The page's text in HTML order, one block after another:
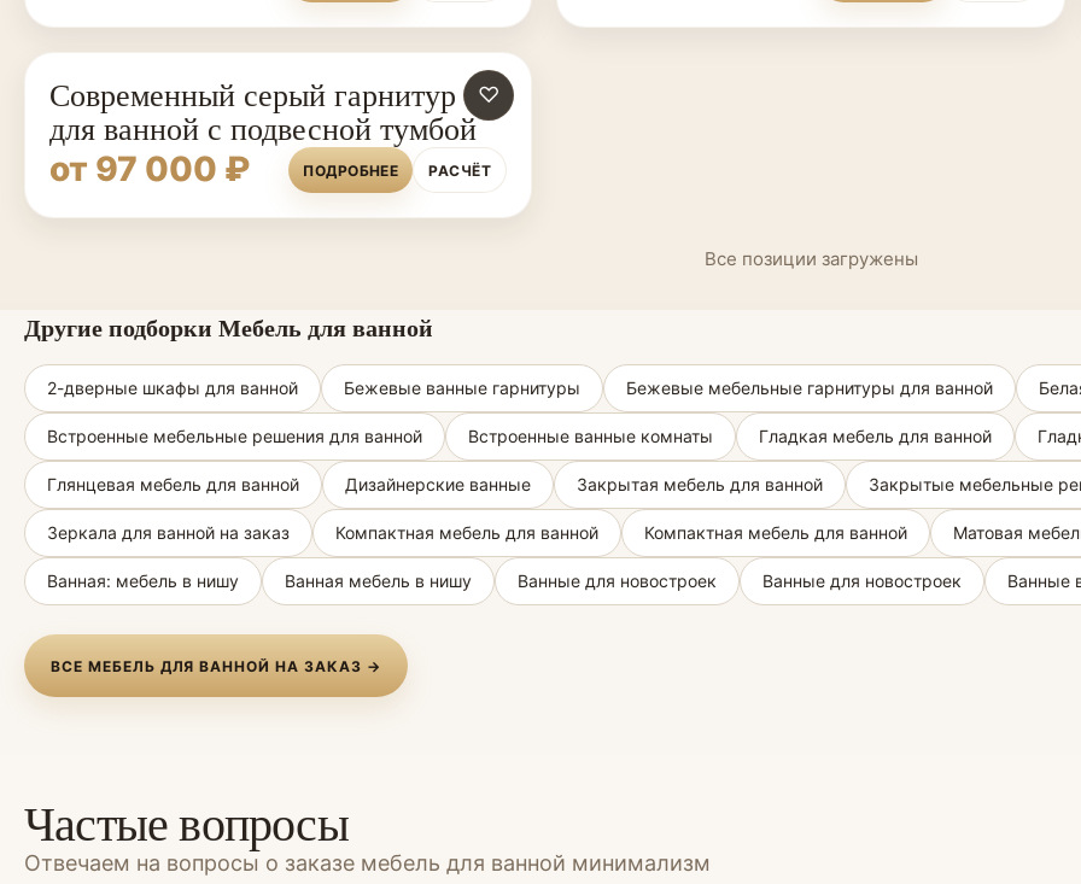
♡
Современный серый гарнитур
для ванной с подвесной тумбой
от 97 000 ₽
ПОДРОБНЕЕ РАСЧЁТ
Все позиции загружены
Другие подборки Мебель для ванной
2-дверные шкафы для ванной Бежевые ванные гарнитуры Бежевые мебельные гарнитуры для ванной
Встроенные мебельные решения для ванной Встроенные ванные комнаты Гладкая мебель для ванной
Глянцевая мебель для ванной Дизайнерские ванные Закрытая мебель для ванной Закрытые мебельные
Зеркала для ванной на заказ Компактная мебель для ванной Компактная мебель для ванной Матовая
Ванная: мебель в нишу Ванная мебель в нишу Ванные для новостроек Ванные для новостроек Ванные
ВСЕ МЕБЕЛЬ ДЛЯ ВАННОЙ НА ЗАКАЗ →
Частые вопросы
Отвечаем на вопросы о заказе мебель для ванной минимализм